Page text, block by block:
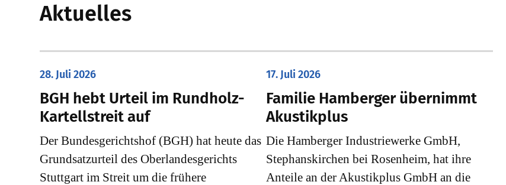
Aktuelles
28. Juli 2026
​BGH hebt Urteil im Rundholz-
Kartellstreit auf
Der Bundesgerichtshof (BGH) hat heute das
Grundsatzurteil des Oberlandesgerichts
Stuttgart im Streit um die frühere
17. Juli 2026
Familie Hamberger übernimmt
Akustikplus
Die Hamberger Industriewerke GmbH,
Stephanskirchen bei Rosenheim, hat ihre
Anteile an der Akustikplus GmbH an die